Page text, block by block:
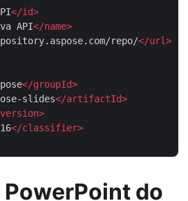
</id>
API</name>
repo/</url>
</groupId>
slides</artifactId>
version>
</classifier>
do